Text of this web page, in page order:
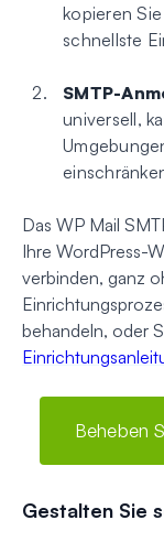
kopieren
schnellste
SMTP-
universell,
Das WP Mail
Ihre WordPress-
verbinden, ganz
behandeln, oder
Beheben
Gestalten Sie